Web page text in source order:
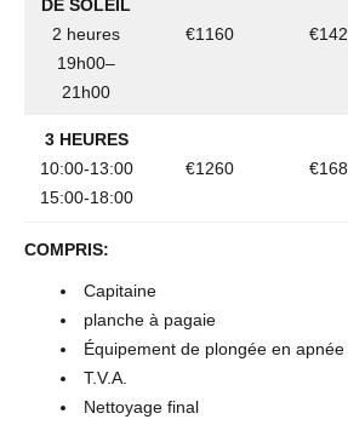
DE SOLEIL
2 heures
19h00–
21h00
€1160
3 HEURES
10:00-13:00
15:00-18:00
€1260
COMPRIS:
Capitaine
planche à pagaie
Équipement de plongée en apnée
T.V.A.
Nettoyage final